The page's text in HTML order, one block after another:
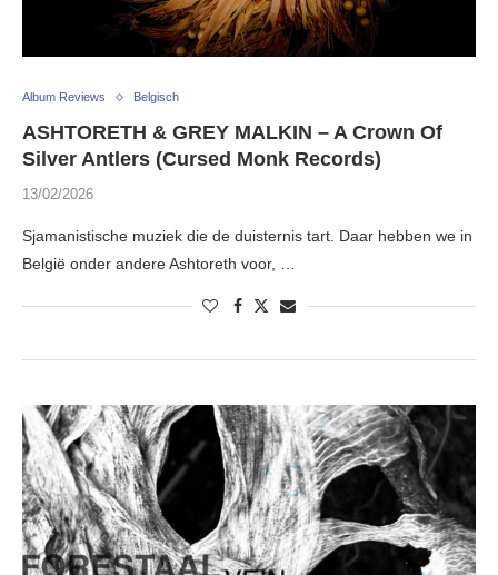
Album Reviews Belgisch
ASHTORETH & GREY MALKIN – A Crown Of
Silver Antlers (Cursed Monk Records)
13/02/2026
Sjamanistische muziek die de duisternis tart. Daar hebben we in
België onder andere Ashtoreth voor, …